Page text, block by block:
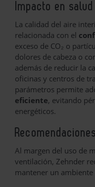
Impacto en
La calidad del aire
relacionada con el
exceso de CO₂ o
dolores de cabeza o
además de reducir la
oficinas y centros de
parámetros permite
eficiente, evitando
energéticos.
Al margen del uso de
ventilación, Zehnder
mantener un ambiente